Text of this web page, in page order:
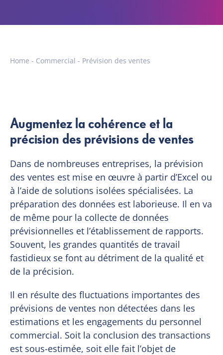
Home - Commercial - Prévision des ventes
Augmentez la cohérence et la
précision des prévisions de ventes
Dans de nombreuses entreprises, la prévision
des ventes est mise en œuvre à partir d’Excel ou
à l’aide de solutions isolées spécialisées. La
préparation des données est laborieuse. Il en va
de même pour la collecte de données
prévisionnelles et l’établissement de rapports.
Souvent, les grandes quantités de travail
fastidieux se font au détriment de la qualité et
de la précision.
Il en résulte des fluctuations importantes des
prévisions de ventes non détectées dans les
estimations et les engagements du personnel
commercial. Soit la conclusion des transactions
est sous-estimée, soit elle fait l’objet de